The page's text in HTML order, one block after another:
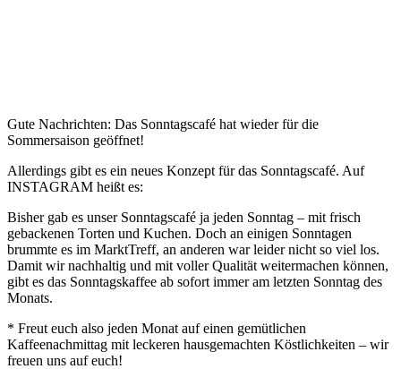
Gute Nachrichten: Das Sonntagscafé hat wieder für die
Sommersaison geöffnet!
Allerdings gibt es ein neues Konzept für das Sonntagscafé. Auf
INSTAGRAM heißt es:
Bisher gab es unser Sonntagscafé ja jeden Sonntag – mit frisch
gebackenen Torten und Kuchen. Doch an einigen Sonntagen
brummte es im MarktTreff, an anderen war leider nicht so viel los.
Damit wir nachhaltig und mit voller Qualität weitermachen können,
gibt es das Sonntagskaffee ab sofort immer am letzten Sonntag des
Monats.
* Freut euch also jeden Monat auf einen gemütlichen
Kaffeenachmittag mit leckeren hausgemachten Köstlichkeiten – wir
freuen uns auf euch!